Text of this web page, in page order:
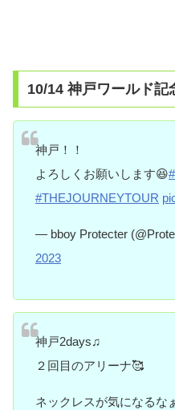
10/14 神戸ワールド記
神戸！！
よろしくお願いします😆
#THEJOURNEYTOUR
— bboy Protecter
2023
神戸2days♫
２回目のアリーナ🥰
ネックレスが気になるな